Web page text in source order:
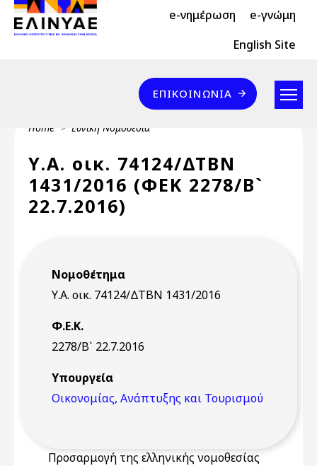
Skip to main content
Header Top 2 e-νημέρωση e-γνώμη
Header Top English Site
Επικοινωνία
ΕΠΙΚΟΙΝΩΝΊΑ
Breadcrumb
Home Εθνική Νομοθεσία
Υ.Α. οικ. 74124/ΔΤΒΝ
1431/2016 (ΦΕΚ 2278/Β`
22.7.2016)
Νομοθέτημα
Υ.Α. οικ. 74124/ΔΤΒΝ 1431/2016
Φ.Ε.Κ.
2278/Β` 22.7.2016
Υπουργεία
Οικονομίας, Ανάπτυξης και Τουρισμού
Προσαρμογή της ελληνικής νομοθεσίας